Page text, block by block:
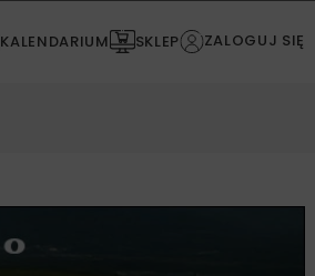
KALENDARIUM SKLEP ZALOGUJ SIĘ